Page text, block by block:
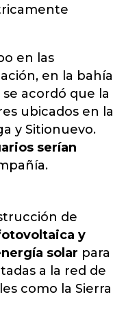
en las
en la bahía
acordó que la
ubicados en la
y Sitionuevo.
serían
de
y
solar para
a la red de
como la Sierra